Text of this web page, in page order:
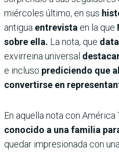
miércoles último, en sus
antigua entrevista en la que
sobre ella. La nota, que
exvirreina universal
e incluso prediciendo que
convertirse en
En aquella nota con América
conocido a una familia
quedar impresionada con una